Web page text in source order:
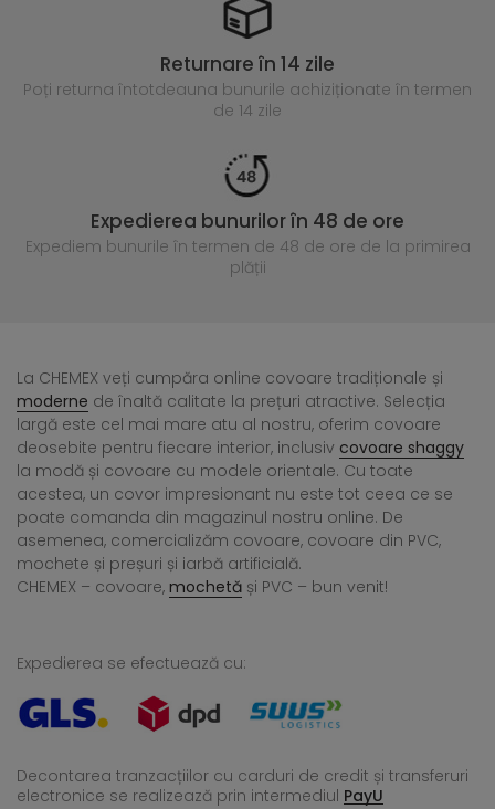
Returnare în 14 zile
Poți returna întotdeauna bunurile achiziționate în termen
de 14 zile
Expedierea bunurilor în 48 de ore
Expediem bunurile în termen de 48 de ore de la primirea
plății
La CHEMEX veți cumpăra online covoare tradiționale și
moderne de înaltă calitate la prețuri atractive. Selecția
largă este cel mai mare atu al nostru, oferim covoare
deosebite pentru fiecare interior, inclusiv covoare shaggy
la modă și covoare cu modele orientale. Cu toate
acestea, un covor impresionant nu este tot ceea ce se
poate comanda din magazinul nostru online. De
asemenea, comercializăm covoare, covoare din PVC,
mochete și preșuri și iarbă artificială.
CHEMEX – covoare, mochetă și PVC – bun venit!
Expedierea se efectuează cu:
Decontarea tranzacțiilor cu carduri de credit și transferuri
electronice se realizează prin intermediul PayU